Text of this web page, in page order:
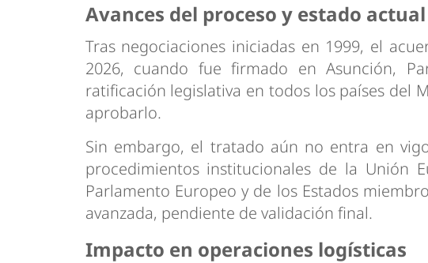
Avances del proceso y estado actual
Tras negociaciones iniciadas en 1999, el
2026, cuando fue firmado en Asunción,
ratificación legislativa en todos los países del
aprobarlo.
Sin embargo, el tratado aún no entra en
procedimientos institucionales de la Unión
Parlamento Europeo y de los Estados
avanzada, pendiente de validación final.
Impacto en operaciones logísticas